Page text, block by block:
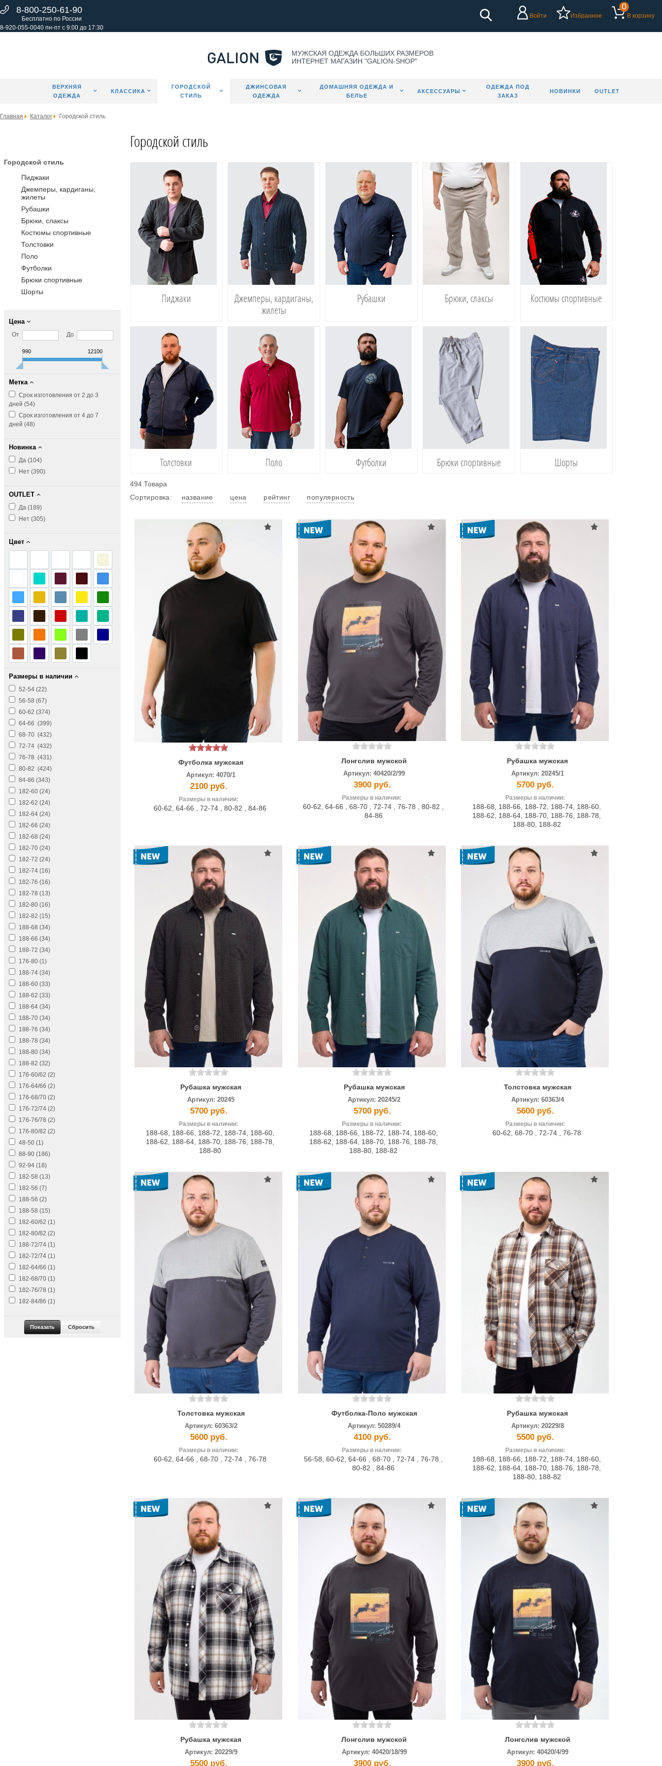
8-800-250-61-90
Бесплатно по России
8-920-055-0040 пн-пт с 9:00 до 17:30
Войти Избранное
0
В корзину
МУЖСКАЯ ОДЕЖДА БОЛЬШИХ РАЗМЕРОВ
ИНТЕРНЕТ МАГАЗИН "GALION-SHOP"
ВЕРХНЯЯ
ОДЕЖДА
КЛАССИКА
ГОРОДСКОЙ
СТИЛЬ
ДЖИНСОВАЯ
ОДЕЖДА
ДОМАШНЯЯ ОДЕЖДА И
БЕЛЬЕ
АКСЕССУАРЫ
ОДЕЖДА ПОД
ЗАКАЗ
НОВИНКИ OUTLET
Главная Каталог Городской стиль
Городской стиль
Пиджаки
Джемперы, кардиганы,
жилеты
Рубашки
Брюки, слаксы
Костюмы спортивные
Толстовки
Поло
Футболки
Брюки спортивные
Шорты
Цена
От До
990 12100
Метка
Срок изготовления от 2 до 3
дней (54)
Срок изготовления от 4 до 7
дней (48)
Новинка
Да (104)
Нет (390)
OUTLET
Да (189)
Нет (305)
Цвет
Размеры в наличии
52-54 (22)
56-58 (67)
60-62 (374)
64-66 (399)
68-70 (432)
72-74 (432)
76-78 (431)
80-82 (424)
84-86 (343)
182-60 (24)
182-62 (24)
182-64 (24)
182-66 (24)
182-68 (24)
182-70 (24)
182-72 (24)
182-74 (16)
182-76 (16)
182-78 (13)
182-80 (16)
182-82 (15)
188-68 (34)
188-66 (34)
188-72 (34)
176-80 (1)
188-74 (34)
188-60 (33)
188-62 (33)
188-64 (34)
188-70 (34)
188-76 (34)
188-78 (34)
188-80 (34)
188-82 (32)
176-60/62 (2)
176-64/66 (2)
176-68/70 (2)
176-72/74 (2)
176-76/78 (2)
176-80/82 (2)
48-50 (1)
88-90 (186)
92-94 (18)
182-58 (13)
182-56 (7)
188-56 (2)
188-58 (15)
182-60/62 (1)
182-80/82 (2)
188-72/74 (1)
182-72/74 (1)
182-64/66 (1)
182-68/70 (1)
182-76/78 (1)
182-84/86 (1)
Городской стиль
Пиджаки
Джемперы, кардиганы,
жилеты
Рубашки Брюки, слаксы Костюмы спортивные
Толстовки Поло Футболки Брюки спортивные Шорты
Сортировка: название цена рейтинг популярность
494 Товара
Футболка мужская
Артикул:4070/1
2100 руб.
Размеры в наличии:
60-62,64-66 ,72-74 ,80-82 ,84-86
Лонгслив мужской
Артикул:40420/2/99
3900 руб.
Размеры в наличии:
60-62,64-66 ,68-70 ,72-74 ,76-78 ,80-82 ,
84-86
Рубашка мужская
Артикул: 20245/1
5700 руб.
Размеры в наличии:
188-68, 188-66, 188-72, 188-74, 188-60,
188-62, 188-64, 188-70, 188-76, 188-78,
188-80, 188-82
Рубашка мужская
Артикул:20245
5700 руб.
Размеры в наличии:
188-68 188-66 188-72 188-74 188-60
188-62
188-64 188-70 188-76 188-78
188-80
Рубашка мужская
Артикул:20245/2
5700 руб.
Размеры в наличии:
188-68, 188-66, 188-72, 188-74, 188-60,
188-62, 188-64, 188-70, 188-76, 188-78,
188-80, 188-82
Толстовка мужская
Артикул: 60363/4
5600 руб.
Размеры в наличии:
60-62, 68-70 , 72-74 , 76-78
Толстовка мужская
Артикул: 60363/2
5600 руб.
Размеры в наличии:
60-62,64-66 ,68-70 ,72-74 ,76-78
Футболка-Поло мужская
Артикул:50289/4
4100 руб.
Размеры в наличии:
56-58,60-62,64-66 ,68-70 ,72-74 ,76-78 ,
80-82 ,84-86
Рубашка мужская
Артикул: 20229/8
5500 руб.
Размеры в наличии:
188-68, 188-66, 188-72, 188-74, 188-60,
188-62, 188-64, 188-70, 188-76, 188-78,
188-80, 188-82
Рубашка мужская
Артикул: 20229/9
5500 руб.
Лонгслив мужской
Артикул: 40420/18/99
3900 руб.
Лонгслив мужской
Артикул: 40420/4/99
3900 руб.